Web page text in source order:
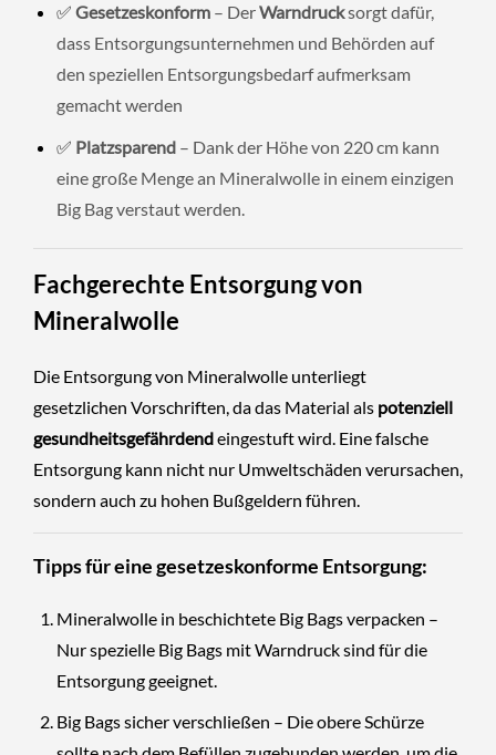
✅ Gesetzeskonform– DerWarndrucksorgt dafür,
dass Entsorgungsunternehmen und Behörden auf
den speziellen Entsorgungsbedarf aufmerksam
gemacht werden
✅ Platzsparend– Dank der Höhe von 220 cm kann
eine große Menge an Mineralwolle in einem einzigen
Big Bag verstaut werden.
Fachgerechte Entsorgung von
Mineralwolle
Die Entsorgung von Mineralwolle unterliegt
gesetzlichen Vorschriften, da das Material als potenziell
gesundheitsgefährdendeingestuft wird. Eine falsche
Entsorgung kann nicht nur Umweltschäden verursachen,
sondern auch zu hohen Bußgeldern führen.
Tipps für eine gesetzeskonforme Entsorgung:
Mineralwolle in beschichtete Big Bags verpacken –
Nur spezielle Big Bags mit Warndruck sind für die
Entsorgung geeignet.
Big Bags sicher verschließen – Die obere Schürze